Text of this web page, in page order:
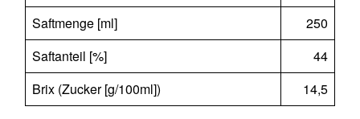
Saftmenge [ml]
250
Saftanteil [%]
44
Brix (Zucker [g/100ml])
14,5